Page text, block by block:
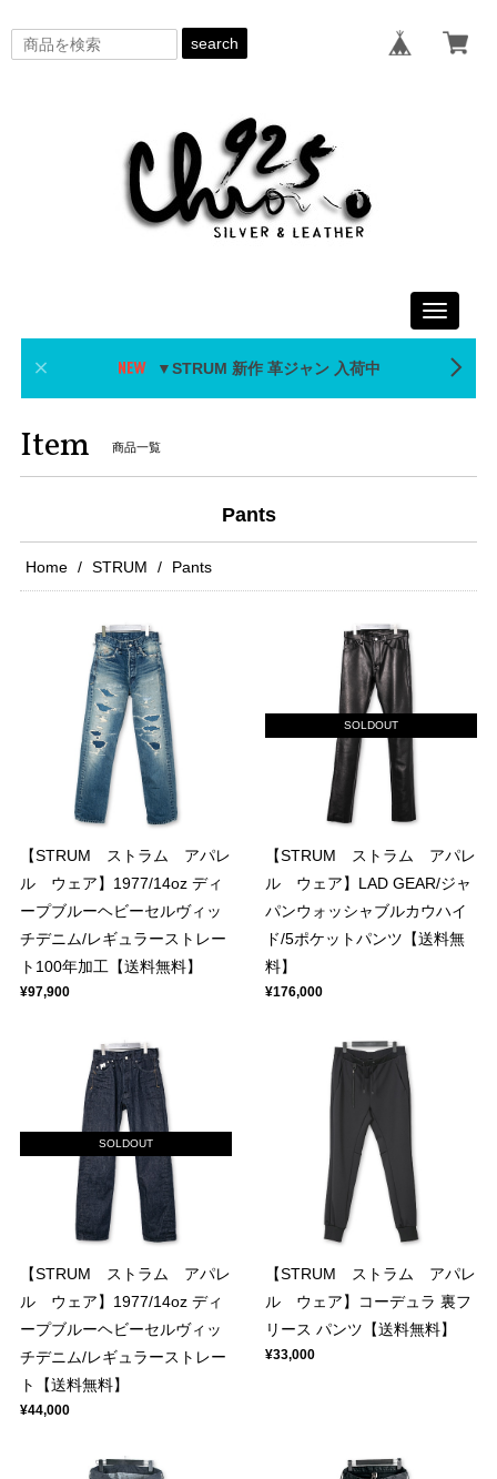
search
Toggle
▼STRUM 新作 革ジャン 入荷中
Item 商品一覧
Pants
Home STRUM Pants
【STRUM ストラム アパレ
ル ウェア】1977/14oz ディ
ープブルーヘビーセルヴィッ
チデニム/レギュラーストレー
ト100年加工【送料無料】
¥97,900
SOLDOUT
【STRUM ストラム アパレ
ル ウェア】LAD GEAR/ジャ
パンウォッシャブルカウハイ
ド/5ポケットパンツ【送料無
料】
¥176,000
SOLDOUT
【STRUM ストラム アパレ
ル ウェア】1977/14oz ディ
ープブルーヘビーセルヴィッ
チデニム/レギュラーストレー
ト【送料無料】
¥44,000
【STRUM ストラム アパレ
ル ウェア】コーデュラ 裏フ
リース パンツ【送料無料】
¥33,000